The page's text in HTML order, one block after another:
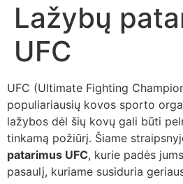
Lažybų
UFC
UFC (Ultimate Fighting
populiariausių kovos sporto
lažybos dėl šių kovų gali būti
tinkamą požiūrį. Šiame
patarimus UFC, kurie padės
pasaulį, kuriame susiduria